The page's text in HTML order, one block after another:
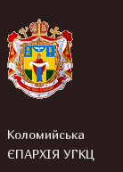
Коломийська
ЄПАРХІЯ УГКЦ